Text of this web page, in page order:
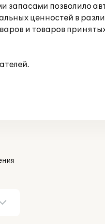
запасами позволило
ценностей в
и товаров